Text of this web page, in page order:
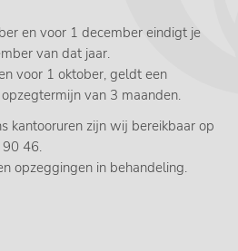
en voor 1 december eindigt je
van dat jaar.
voor 1 oktober, geldt een
van 3 maanden.
kantooruren zijn wij bereikbaar op
46.
opzeggingen in behandeling.